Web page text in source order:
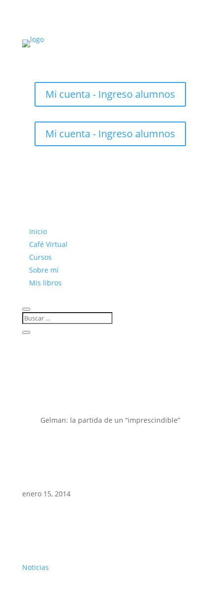
Mi cuenta - Ingreso alumnos
Mi cuenta - Ingreso alumnos
Inicio
Café Virtual
Cursos
Sobre mí
Mis libros
Gelman: la partida de un “imprescindible”
enero 15, 2014
Noticias